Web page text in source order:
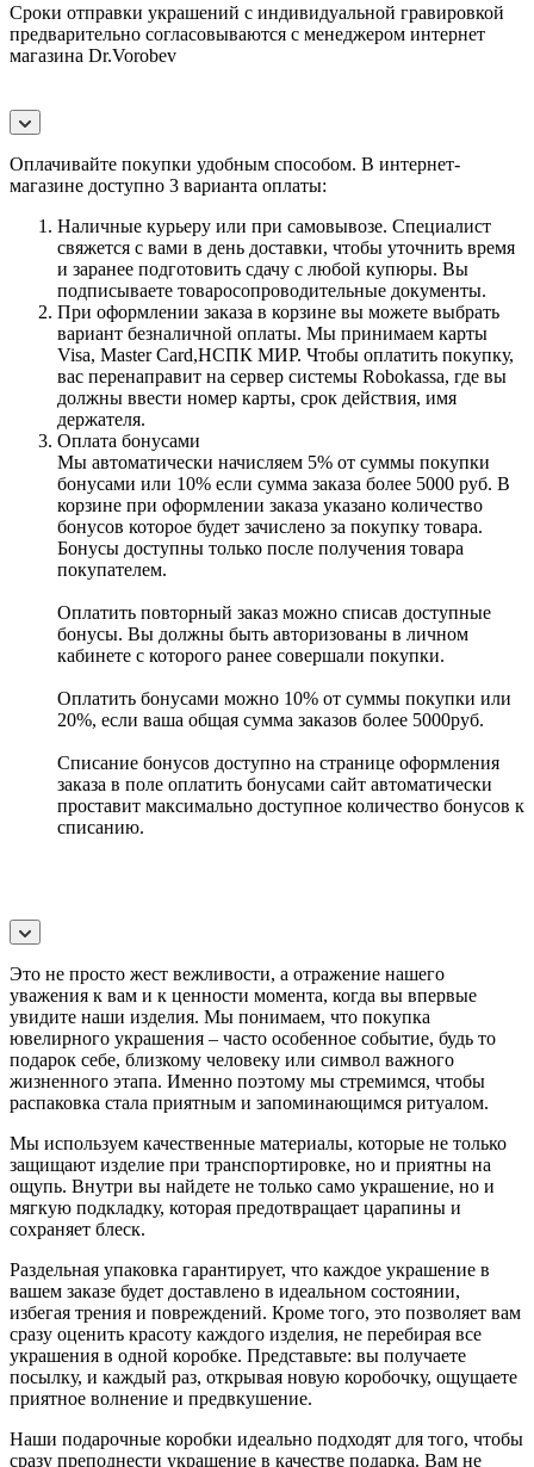
Сроки отправки украшений с индивидуальной гравировкой
предварительно согласовываются с менеджером интернет
магазина Dr.Vorobev
Оплачивайте покупки удобным способом. В интернет-
магазине доступно 3 варианта оплаты:
Наличные курьеру или при самовывозе. Специалист
свяжется с вами в день доставки, чтобы уточнить время
и заранее подготовить сдачу с любой купюры. Вы
подписываете товаросопроводительные документы.
При оформлении заказа в корзине вы можете выбрать
вариант безналичной оплаты. Мы принимаем карты
Visa, Master Card,НСПК МИР. Чтобы оплатить покупку,
вас перенаправит на сервер системы Robokassa, где вы
должны ввести номер карты, срок действия, имя
держателя.
Оплата бонусами
Мы автоматически начисляем 5% от суммы покупки
бонусами или 10% если сумма заказа более 5000 руб. В
корзине при оформлении заказа указано количество
бонусов которое будет зачислено за покупку товара.
Бонусы доступны только после получения товара
покупателем.
Оплатить повторный заказ можно списав доступные
бонусы. Вы должны быть авторизованы в личном
кабинете с которого ранее совершали покупки.
Оплатить бонусами можно 10% от суммы покупки или
20%, если ваша общая сумма заказов более 5000руб.
Списание бонусов доступно на странице оформления
заказа в поле оплатить бонусами сайт автоматически
проставит максимально доступное количество бонусов к
списанию.
Это не просто жест вежливости, а отражение нашего
уважения к вам и к ценности момента, когда вы впервые
увидите наши изделия. Мы понимаем, что покупка
ювелирного украшения – часто особенное событие, будь то
подарок себе, близкому человеку или символ важного
жизненного этапа. Именно поэтому мы стремимся, чтобы
распаковка стала приятным и запоминающимся ритуалом.
Мы используем качественные материалы, которые не только
защищают изделие при транспортировке, но и приятны на
ощупь. Внутри вы найдете не только само украшение, но и
мягкую подкладку, которая предотвращает царапины и
сохраняет блеск.
Раздельная упаковка гарантирует, что каждое украшение в
вашем заказе будет доставлено в идеальном состоянии,
избегая трения и повреждений. Кроме того, это позволяет вам
сразу оценить красоту каждого изделия, не перебирая все
украшения в одной коробке. Представьте: вы получаете
посылку, и каждый раз, открывая новую коробочку, ощущаете
приятное волнение и предвкушение.
Наши подарочные коробки идеально подходят для того, чтобы
сразу преподнести украшение в качестве подарка. Вам не